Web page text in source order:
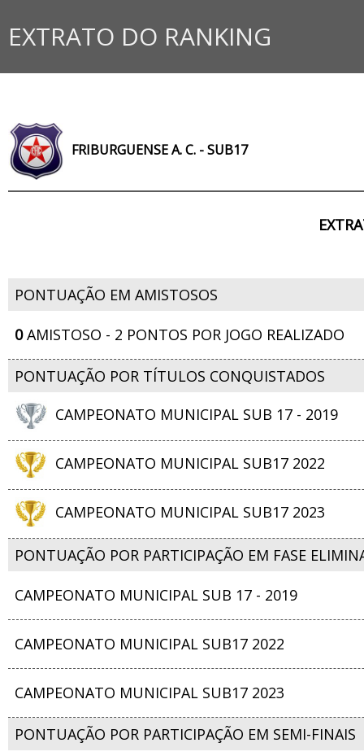
EXTRATO DO RANKING
FRIBURGUENSE A. C. - SUB17
PONTUAÇÃO EM AMISTOSOS
0AMISTOSO - 2 PONTOS POR JOGO REALIZADO
PONTUAÇÃO POR TÍTULOS CONQUISTADOS
CAMPEONATO MUNICIPAL SUB 17 - 2019
CAMPEONATO MUNICIPAL SUB17 2022
CAMPEONATO MUNICIPAL SUB17 2023
PONTUAÇÃO POR PARTICIPAÇÃO EM FASE
CAMPEONATO MUNICIPAL SUB 17 - 2019
CAMPEONATO MUNICIPAL SUB17 2022
CAMPEONATO MUNICIPAL SUB17 2023
PONTUAÇÃO POR PARTICIPAÇÃO EM SEMI-FINAIS